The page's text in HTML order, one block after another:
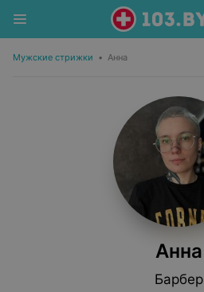
Мужские стрижки • Анна
Анна
Барбер